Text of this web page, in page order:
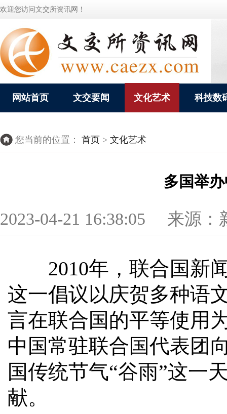
欢迎您访问文交所资讯网！
网站首页 文交要闻 文化艺术 科技数
您当前的位置： 首页 > 文化艺术
多国举
2023-04-21 16:38:05 来源：
2010年，联合国新闻
这一倡议以庆贺多种语
言在联合国的平等使用
中国常驻联合国代表团
国传统节气“谷雨”这一
献。